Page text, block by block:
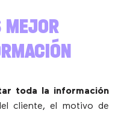
MEJOR
toda la información
cliente, el motivo de